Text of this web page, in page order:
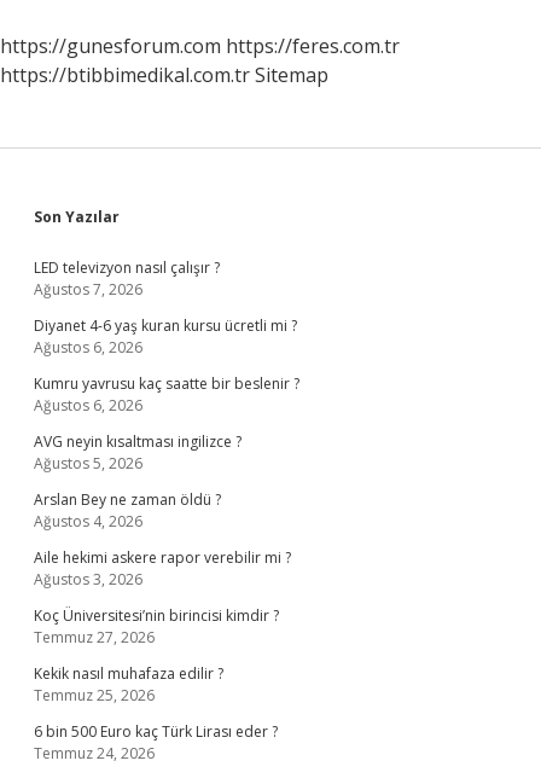
https://gunesforum.com https://feres.com.tr
https://btibbimedikal.com.trSitemap
Sidebar
Son Yazılar
LED televizyon nasıl çalışır ?
Ağustos 7, 2026
Diyanet 4-6 yaş kuran kursu ücretli mi ?
Ağustos 6, 2026
Kumru yavrusu kaç saatte bir beslenir ?
Ağustos 6, 2026
AVG neyin kısaltması ingilizce ?
Ağustos 5, 2026
Arslan Bey ne zaman öldü ?
Ağustos 4, 2026
Aile hekimi askere rapor verebilir mi ?
Ağustos 3, 2026
Koç Üniversitesi’nin birincisi kimdir ?
Temmuz 27, 2026
Kekik nasıl muhafaza edilir ?
Temmuz 25, 2026
6 bin 500 Euro kaç Türk Lirası eder ?
Temmuz 24, 2026